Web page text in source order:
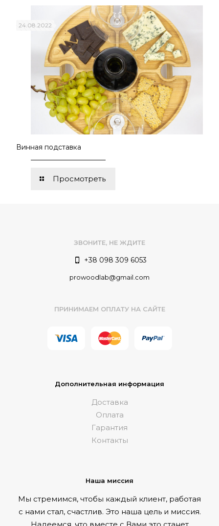
24.08.2022
Винная подставка
Просмотреть
ЗВОНИТЕ, НЕ ЖДИТЕ
+38 098 309 6053
prowoodlab@gmail.com
ПРИНИМАЕМ ОПЛАТУ НА САЙТЕ
Дополнительная информация
Доставка
Оплата
Гарантия
Контакты
Наша миссия
Мы стремимся, чтобы каждый клиент, работая
с нами стал, счастлив. Это наша цель и миссия.